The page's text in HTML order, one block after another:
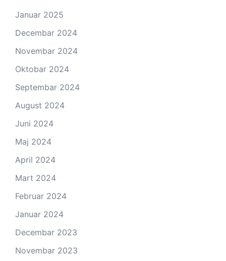
Januar 2025
Decembar 2024
Novembar 2024
Oktobar 2024
Septembar 2024
August 2024
Juni 2024
Maj 2024
April 2024
Mart 2024
Februar 2024
Januar 2024
Decembar 2023
Novembar 2023